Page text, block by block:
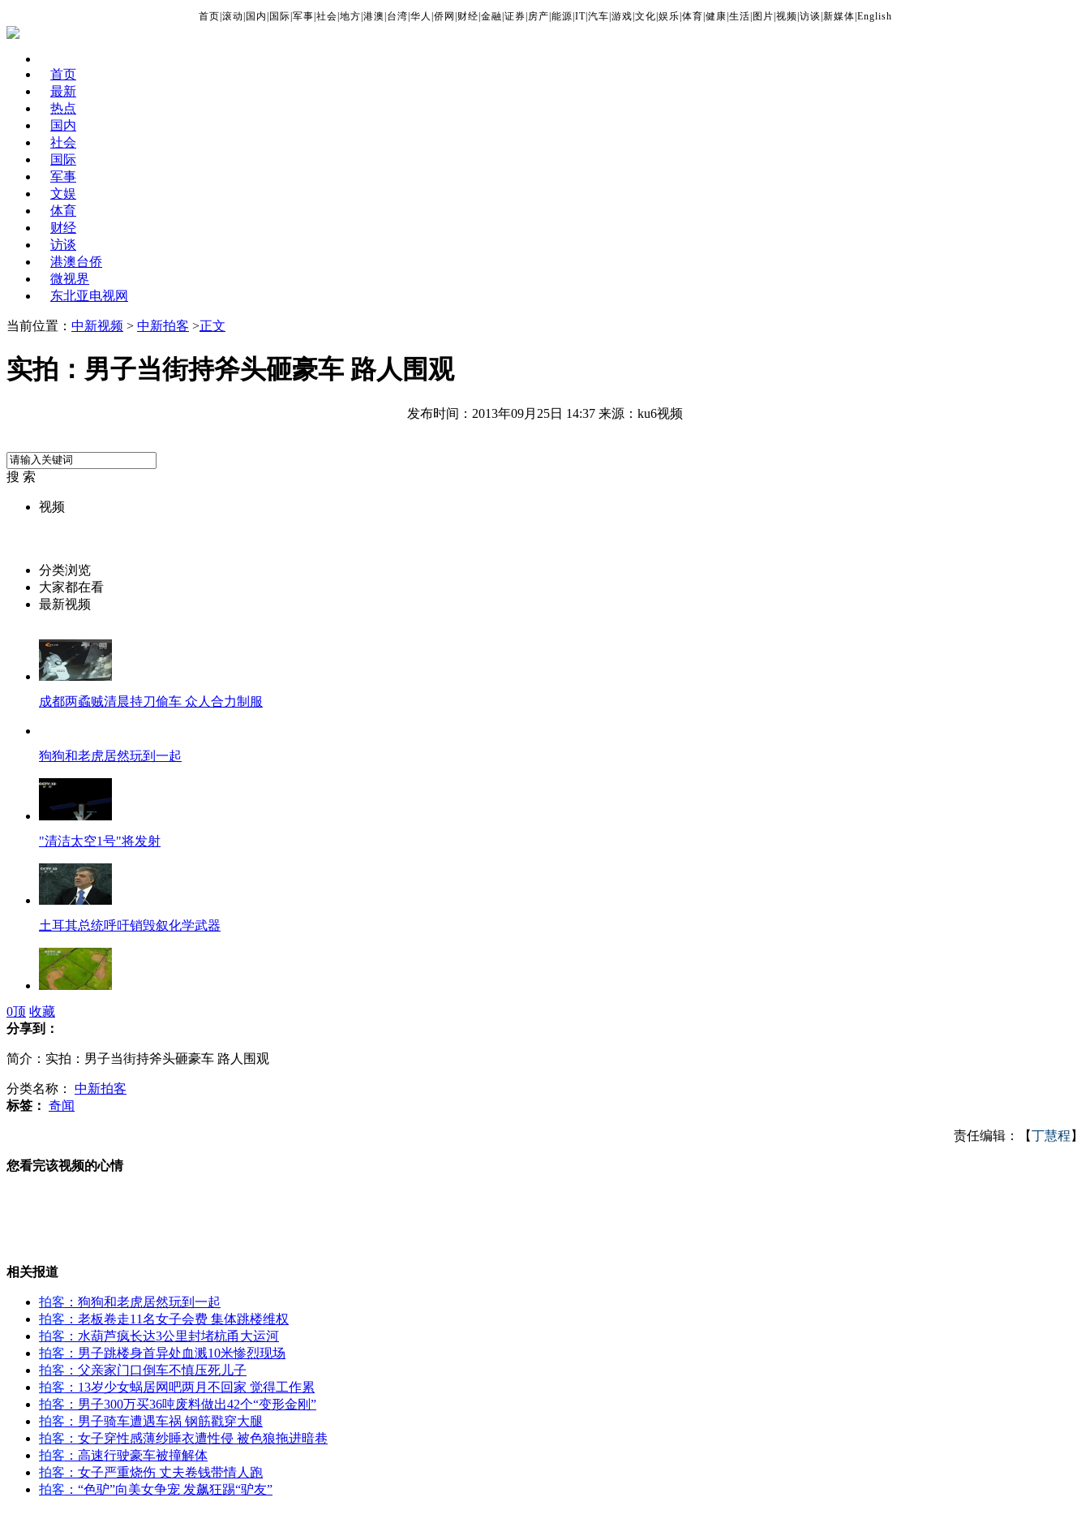
首页 滚动 国内 国际 军事 社会 地方 港澳 台湾 华人 侨网 财经 金融 证券 房产 能源 IT| 汽车 游戏 文化 娱乐 体育 健康 生活 图片 视频 访谈 新媒体 English
首页
最新
热点
国内
社会
国际
军事
文娱
体育
财经
访谈
港澳台侨
微视界
东北亚电视网
当前位置： 中新视频 > 中新拍客 >正文
实拍：男子当街持斧头砸豪车 路人围观
发布时间：2013年09月25日 14:37 来源：ku6视频
搜 索
视频
分类浏览
大家都在看
最新视频
成都两蟊贼清晨持刀偷车 众人合力制服
狗狗和老虎居然玩到一起
"清洁太空1号"将发射
土耳其总统呼吁销毁叙化学武器
《鸟目台湾》航拍台湾展现宝岛之美
搞笑：美女玩滑沙被摔惨了
美巴总统表示支持中东和平进程
巴西海滩发现大规模鲸搁浅
搞笑：老公敢怒不敢言
山西运城恶犬咬伤多人 警民合力深夜将其击毙
0顶 收藏
分享到：
简介：实拍：男子当街持斧头砸豪车 路人围观
分类名称： 中新拍客
标签： 奇闻
责任编辑：【丁慧程 】
您看完该视频的心情
相关报道
拍客 ：狗狗和老虎居然玩到一起
拍客 ：老板卷走11名女子会费 集体跳楼维权
拍客 ：水葫芦疯长达3公里封堵杭甬大运河
拍客 ：男子跳楼身首异处血溅10米惨烈现场
拍客 ：父亲家门口倒车不慎压死儿子
拍客 ：13岁少女蜗居网吧两月不回家 觉得工作累
拍客 ：男子300万买36吨废料做出42个“变形金刚”
拍客 ：男子骑车遭遇车祸 钢筋戳穿大腿
拍客 ：女子穿性感薄纱睡衣遭性侵 被色狼拖进暗巷
拍客 ：高速行驶豪车被撞解体
拍客 ：女子严重烧伤 丈夫卷钱带情人跑
拍客 ：“色驴”向美女争宠 发飙狂踢“驴友”